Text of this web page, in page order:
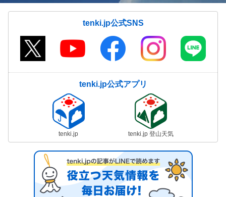
tenki.jp公式SNS
tenki.jp公式アプリ
tenki.jp tenki.jp 登山天気